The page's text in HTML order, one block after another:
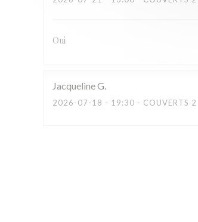
Oui
JacquelineG
2026-07-18 - 19:30 - COUVERTS 2